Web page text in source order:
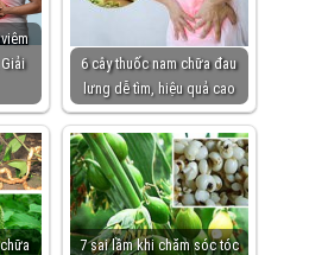
6 cây thuốc nam chữa đau
lưng dễ tìm, hiệu quả cao
7 sai lầm khi chăm sóc tóc